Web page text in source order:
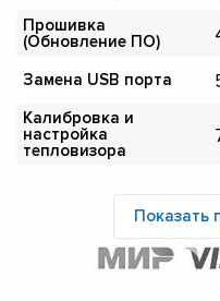
Прошивка
(Обновление ПО)
Замена USB порта
Калибровка и
настройка
тепловизора
Показать